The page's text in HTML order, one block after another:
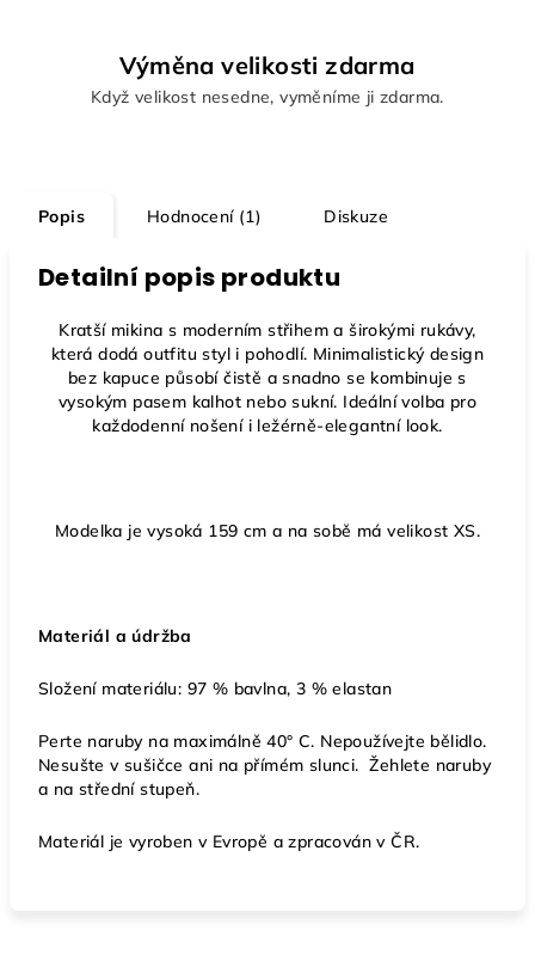
Výměna velikosti zdarma
Když velikost nesedne, vyměníme ji zdarma.
Popis Hodnocení (1) Diskuze
Detailní popis produktu
Kratší mikina s moderním střihem a širokými rukávy,
která dodá outfitu styl i pohodlí. Minimalistický design
bez kapuce působí čistě a snadno se kombinuje s
vysokým pasem kalhot nebo sukní. Ideální volba pro
každodenní nošení i ležérně-elegantní look.
Modelka je vysoká 159 cm a na sobě má velikost XS.
Materiál a údržba
Složení materiálu: 97 % bavlna, 3 % elastan
Perte naruby na maximálně 40° C. Nepoužívejte bělidlo.
Nesušte v sušičce ani na přímém slunci. Žehlete naruby
a na střední stupeň.
Materiál je vyroben v Evropě a zpracován v ČR.